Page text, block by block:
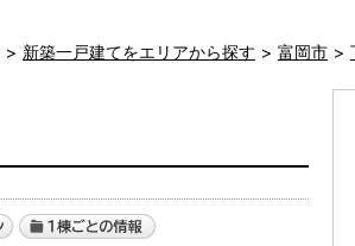
新築一戸建てをエリアから探す 富岡市